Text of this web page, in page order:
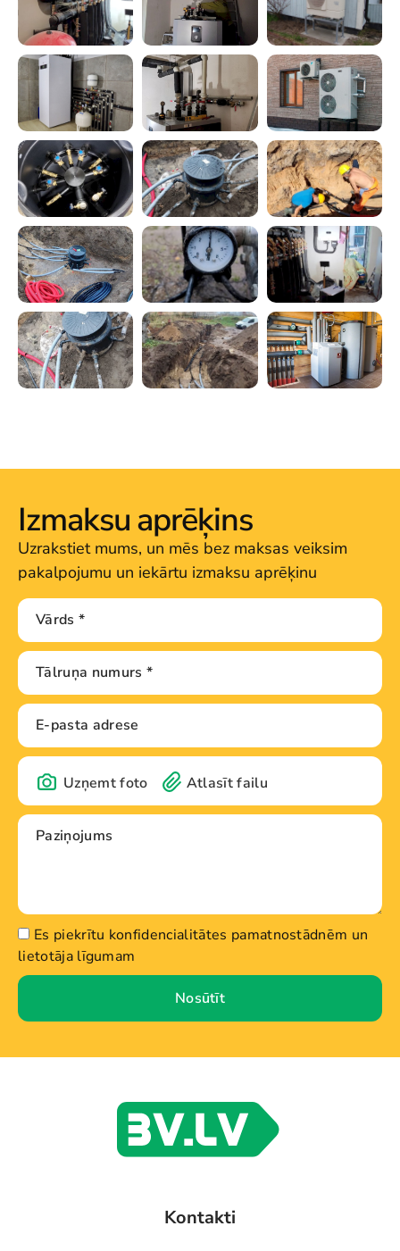
Izmaksu aprēķins
Uzrakstiet mums, un mēs bez maksas veiksim
pakalpojumu un iekārtu izmaksu aprēķinu
Uzņemt foto Atlasīt failu
Es piekrītu konfidencialitātes pamatnostādnēm un
lietotāja līgumam
Nosūtīt
Kontakti